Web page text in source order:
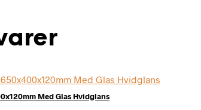
Med Glas Hvidglans